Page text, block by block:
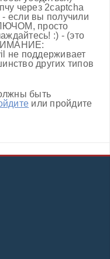
через 2captcha
- если вы получили
просто
:) - (это
не поддерживает
других типов
быть
или пройдите